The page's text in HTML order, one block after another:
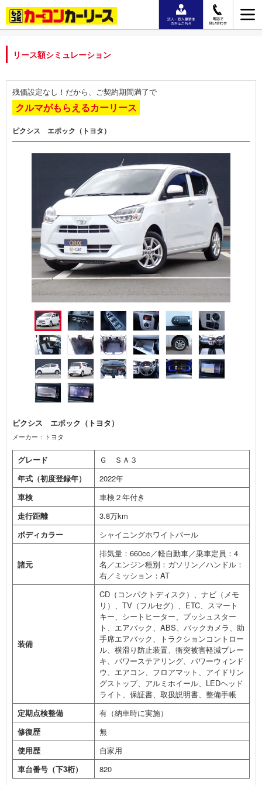
リース額シミュレーション
残価設定なし！だから、ご契約期間満了で
クルマがもらえるカーリース
ピクシス エポック（トヨタ）
ピクシス エポック（トヨタ）
メーカー：トヨタ
グレード
Ｇ ＳＡ３
年式（初度登録年）
2022年
車検
車検２年付き
走行距離
3.8万km
ボディカラー
シャイニングホワイトパール
諸元
排気量：660cc／軽自動車／乗車定員：4
名／エンジン種別：ガソリン／ハンドル：
右／ミッション：AT
装備
CD（コンパクトディスク）、ナビ（メモ
リ）、TV（フルセグ）、ETC、スマート
キー、シートヒーター、プッシュスター
ト、エアバック、ABS、バックカメラ、助
手席エアバック、トラクションコントロー
ル、横滑り防止装置、衝突被害軽減ブレー
キ、パワーステアリング、パワーウィンド
ウ、エアコン、フロアマット、アイドリン
グストップ、アルミホイール、LEDヘッド
ライト、保証書、取扱説明書、整備手帳
定期点検整備
有（納車時に実施）
修復歴
無
使用歴
自家用
車台番号（下3桁）
820